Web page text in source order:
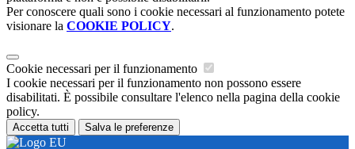
Per conoscere quali sono i cookie necessari al funzionamento potete
visionare la COOKIE POLICY.
Cookie necessari per il funzionamento
I cookie necessari per il funzionamento non possono essere
disabilitati. È possibile consultare l'elenco nella pagina della cookie
policy.
Accetta tutti Salva le preferenze